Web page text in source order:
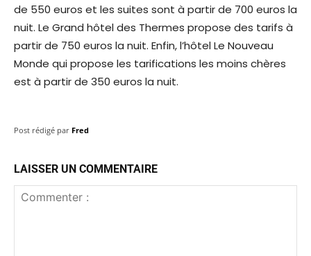
de 550 euros et les suites sont à partir de 700 euros la
nuit. Le Grand hôtel des Thermes propose des tarifs à
partir de 750 euros la nuit. Enfin, l’hôtel Le Nouveau
Monde qui propose les tarifications les moins chères
est à partir de 350 euros la nuit.
Post rédigé par Fred
LAISSER UN COMMENTAIRE